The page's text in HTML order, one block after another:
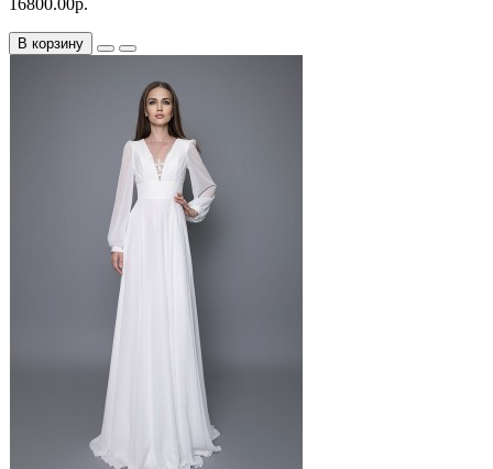
В корзину